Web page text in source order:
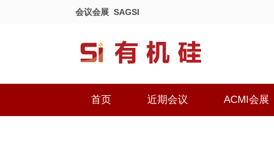
会议会展 SAGSI
首页 近期会议 ACMI会展